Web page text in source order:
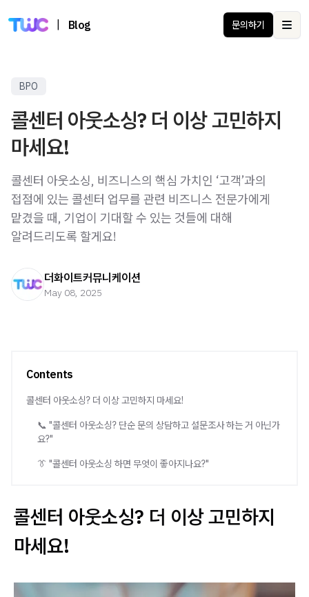
Blog 문의하기
BPO
콜센터 아웃소싱? 더 이상 고민하지
마세요!
콜센터 아웃소싱, 비즈니스의 핵심 가치인 ‘고객’과의
접점에 있는 콜센터 업무를 관련 비즈니스 전문가에게
맡겼을 때, 기업이 기대할 수 있는 것들에 대해
알려드리도록 할게요!
더화이트커뮤니케이션
May 08, 2025
Contents
콜센터 아웃소싱? 더 이상 고민하지 마세요!​
📞 "콜센터 아웃소싱? 단순 문의 상담하고 설문조사 하는 거 아닌가
요?"
👔 "콜센터 아웃소싱 하면 무엇이 좋아지나요?"
콜센터 아웃소싱? 더 이상 고민하지
마세요!​